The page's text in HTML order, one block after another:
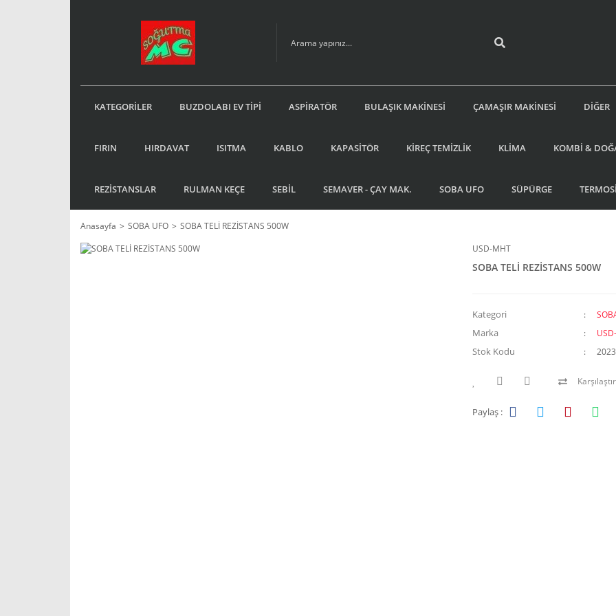
KATEGORİLER BUZDOLABI EV TİPİ ASPİRATÖR BULAŞIK MAKİNESİ ÇAMAŞIR MAKİNESİ DİĞER
FIRIN HIRDAVAT ISITMA KABLO KAPASİTÖR KİREÇ TEMİZLİK KLİMA KOMBİ &
REZİSTANSLAR RULMAN KEÇE SEBİL SEMAVER - ÇAY MAK. SOBA UFO SÜPÜRGE
Anasayfa SOBA UFO
SOBA TELİ REZİSTANS 500W
USD-MHT
SOBA TELİ REZİSTANS 500W
Kategori
Marka
Stok Kodu 2023
Karşılaştır
Paylaş :